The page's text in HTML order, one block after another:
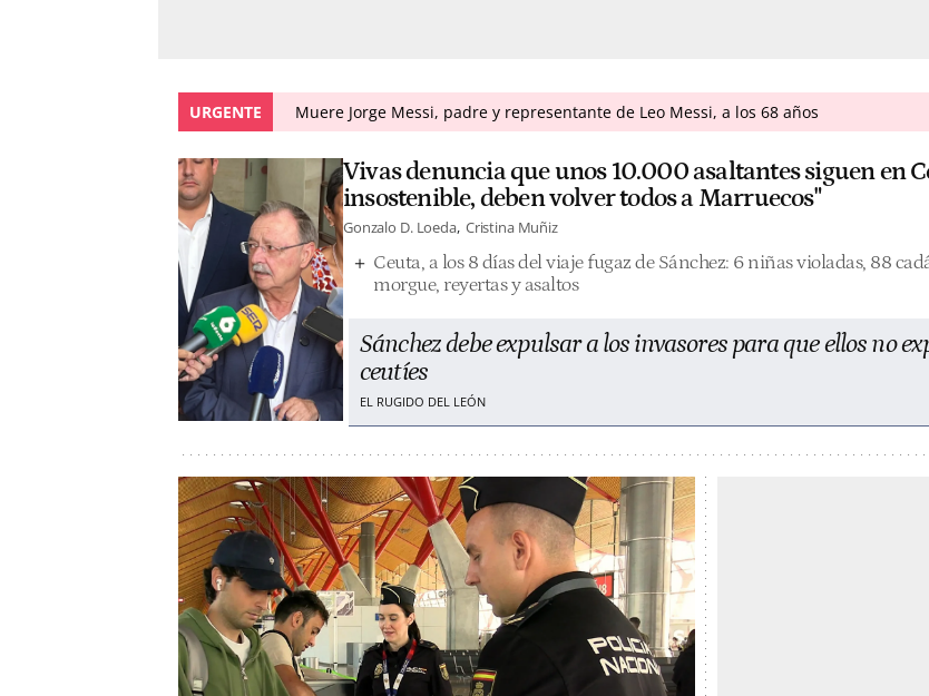
URGENTE Muere Jorge Messi, padre y representante de Leo Messi, a los 68 años
Vivas denuncia que unos 10.000 asaltantes siguen en
insostenible, deben volver todos a Marruecos"
Gonzalo D. Loeda Cristina Muñiz
Ceuta, a los 8 días del viaje fugaz de Sánchez: 6 niñas violadas, 88
morgue, reyertas y asaltos
Sánchez debe expulsar a los invasores para que ellos no
ceutíes
EL RUGIDO DEL LEÓN